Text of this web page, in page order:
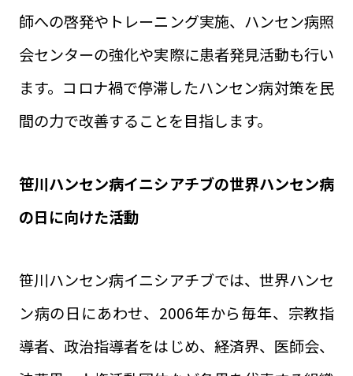
師への啓発やトレーニング実施、ハンセン病照
会センターの強化や実際に患者発見活動も行い
ます。コロナ禍で停滞したハンセン病対策を民
間の力で改善することを目指します。
笹川ハンセン病イニシアチブの世界ハンセン病
の日に向けた活動
笹川ハンセン病イニシアチブでは、世界ハンセ
ン病の日にあわせ、2006年から毎年、宗教指
導者、政治指導者をはじめ、経済界、医師会、